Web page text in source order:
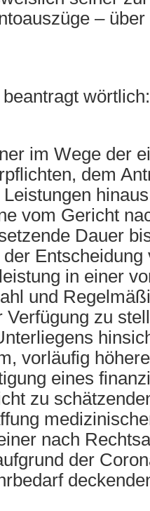
–
wörtlich:
im Wege der
dem
vom Gericht
Dauer
Entscheidung
in einer
und
Verfügung zu
vorläufig
eines
zu
nach
der